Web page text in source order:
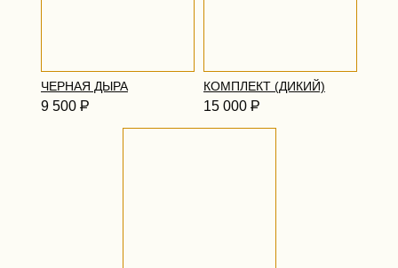
ЧЕРНАЯ ДЫРА
9 500 Р
КОМПЛЕКТ (ДИКИЙ)
15 000 Р